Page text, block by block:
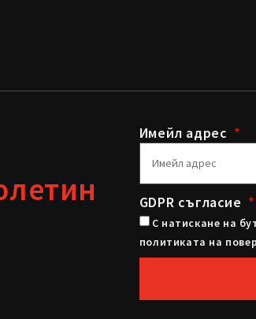
Имейл адрес
GDPR съгласие
С натискане на
политиката на